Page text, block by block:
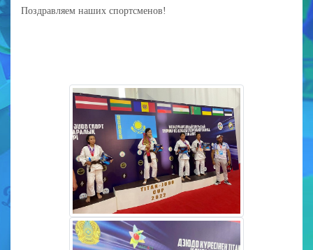
Поздравляем наших спортсменов!